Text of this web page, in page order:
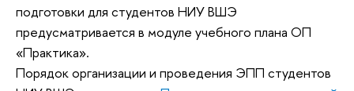
подготовки для студентов НИУ ВШЭ
предусматривается в модуле учебного плана ОП
«Практика».
Порядок организации и проведения ЭПП студентов